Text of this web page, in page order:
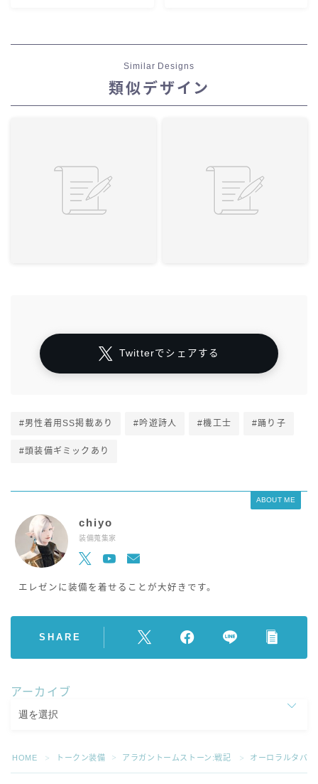
Similar Designs
類似デザイン
Twitterでシェアする
#男性着用SS掲載あり #吟遊詩人 #機工士 #踊り子
#頭装備ギミックあり
ABOUT ME
chiyo
装備蒐集家
エレゼンに装備を着せることが大好きです。
SHARE
アーカイブ
HOME ＞ トークン装備 ＞ アラガントームストーン:戦記 ＞ オーロラルタバー